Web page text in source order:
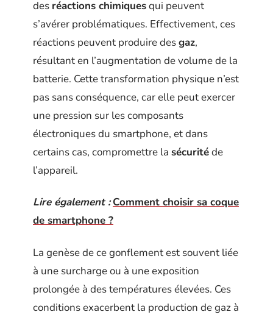
des réactions chimiquesqui peuvent
s’avérer problématiques. Effectivement, ces
réactions peuvent produire desgaz,
résultant en l’augmentation de volume de la
batterie. Cette transformation physique n’est
pas sans conséquence, car elle peut exercer
une pression sur les composants
électroniques du smartphone, et dans
certains cas, compromettre la sécuritéde
l’appareil.
Lire également : Comment choisir sa coque
de smartphone ?
La genèse de ce gonflement est souvent liée
à une surcharge ou à une exposition
prolongée à des températures élevées. Ces
conditions exacerbent la production de gaz à